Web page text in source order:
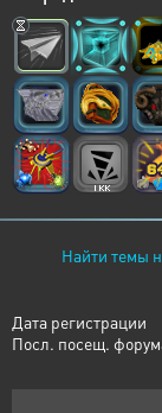
Найти темы
Дата регистрации
Посл. посещ.